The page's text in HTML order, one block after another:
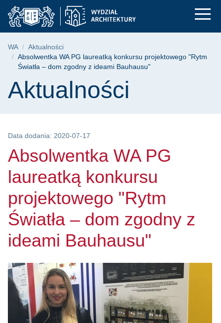
Przejdź
do
menu
Przejdź
do
wyszukiwarki
Przejdź
do
treści
Absolwentka WA
Ścieżka nawigacyjna
WA
Aktualności
Absolwentka WA PG laureatką konkursu projektowego "Rytm
Światła – dom zgodny z ideami Bauhausu"
Treść strony
Aktualności
Data dodania: 2020-07-17
Absolwentka WA PG
laureatką konkursu
projektowego "Rytm
Światła – dom zgodny z
ideami Bauhausu"